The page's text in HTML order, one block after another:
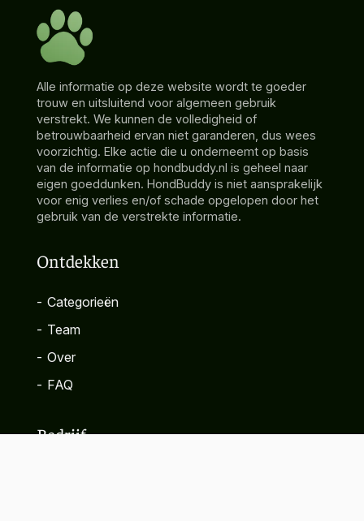
Alle informatie op deze website wordt te goeder
trouw en uitsluitend voor algemeen gebruik
verstrekt. We kunnen de volledigheid of
betrouwbaarheid ervan niet garanderen, dus wees
voorzichtig. Elke actie die u onderneemt op basis
van de informatie op hondbuddy.nl is geheel naar
eigen goeddunken. HondBuddy is niet aansprakelijk
voor enig verlies en/of schade opgelopen door het
gebruik van de verstrekte informatie.
Ontdekken
- Categorieën
- Team
- Over
- FAQ
Bedrijf